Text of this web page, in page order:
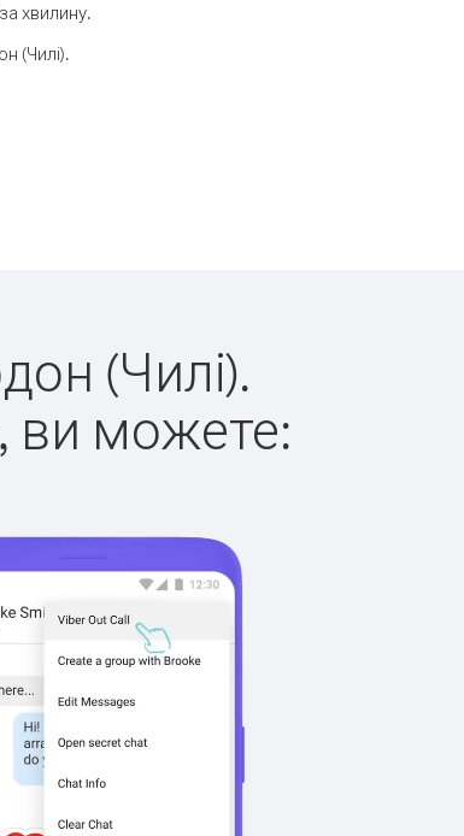
хвилину.
(Чилі).
(Чилі).
ви можете: